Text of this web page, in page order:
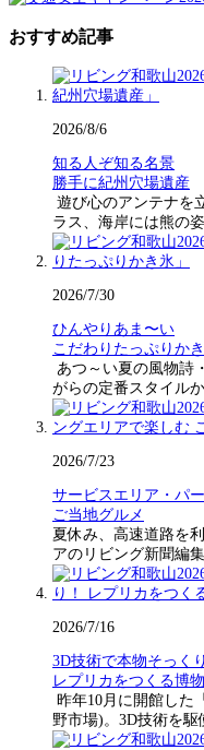
おすすめ記事
2026/8/6
知る人ぞ知る名景
勝手に紀州穴場遺産
遊び心のアンテナを
ラス、海岸には熊の
2026/7/30
ひんやりあま〜い
こだわりたっぷりか
あつ～い夏の風物詩
がらの定番スタイル
2026/7/23
サービスエリア・パ
ご当地グルメ
夏休み、高速道路を
アのリビング新聞編
2026/7/16
3D技術で本物そっく
レプリカをつくる博
昨年10月に開館した
野市場)。3D技術を